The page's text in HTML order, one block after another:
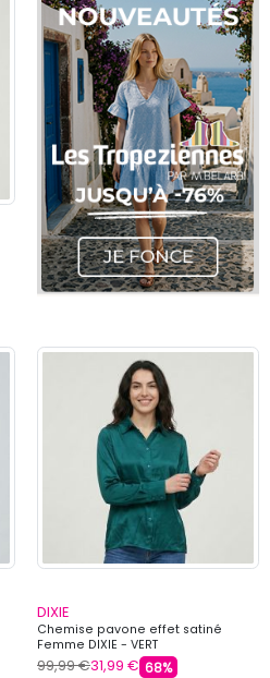
DIXIE
Chemise pavone effet satiné
Femme DIXIE - VERT
99,99 €31,99 € 68%